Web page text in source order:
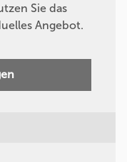
Sie das
Angebot.